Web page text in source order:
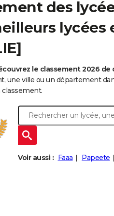
des
lycées
le classement 2026
une ville ou un département
classement.
Voir aussi : Faaa Papeete